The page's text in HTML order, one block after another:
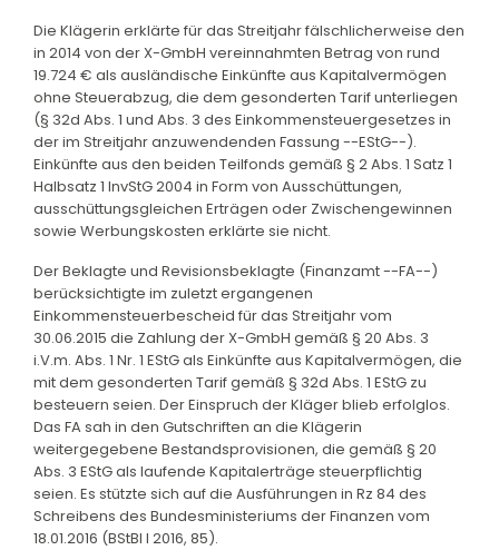
Die Klägerin erklärte für das Streitjahr fälschlicherweise den
in 2014 von der X-GmbH vereinnahmten Betrag von rund
19.724 € als ausländische Einkünfte aus Kapitalvermögen
ohne Steuerabzug, die dem gesonderten Tarif unterliegen
(§ 32d Abs. 1 und Abs. 3 des Einkommensteuergesetzes in
der im Streitjahr anzuwendenden Fassung --EStG--).
Einkünfte aus den beiden Teilfonds gemäß § 2 Abs. 1 Satz 1
Halbsatz 1 InvStG 2004 in Form von Ausschüttungen,
ausschüttungsgleichen Erträgen oder Zwischengewinnen
sowie Werbungskosten erklärte sie nicht.
Der Beklagte und Revisionsbeklagte (Finanzamt --FA--)
berücksichtigte im zuletzt ergangenen
Einkommensteuerbescheid für das Streitjahr vom
30.06.2015 die Zahlung der X-GmbH gemäß § 20 Abs. 3
i.V.m. Abs. 1 Nr. 1 EStG als Einkünfte aus Kapitalvermögen, die
mit dem gesonderten Tarif gemäß § 32d Abs. 1 EStG zu
besteuern seien. Der Einspruch der Kläger blieb erfolglos.
Das FA sah in den Gutschriften an die Klägerin
weitergegebene Bestandsprovisionen, die gemäß § 20
Abs. 3 EStG als laufende Kapitalerträge steuerpflichtig
seien. Es stützte sich auf die Ausführungen in Rz 84 des
Schreibens des Bundesministeriums der Finanzen vom
18.01.2016 (BStBl I 2016, 85).